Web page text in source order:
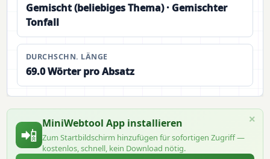
Gemischt (beliebiges Thema) · Gemischter
Tonfall
DURCHSCHN. LÄNGE
69.0 Wörter pro Absatz
📲
MiniWebtool App installieren
Zum Startbildschirm hinzufügen für sofortigen Zugriff —
kostenlos, schnell, kein Download nötig.
×